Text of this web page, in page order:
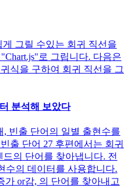
게 그릴 수있는 회귀 직선을
로 그립니다. 다음은
식을 구하여 회귀 직선을 그
분석해 보았다
, 빈출 단어의 일별 출현수를
출 단어 27 후편에서는 회귀
의 단어를 찾아냅니다. 전
수의 데이터를 사용합니다.
가 or감, 의 단어를 찾아내고